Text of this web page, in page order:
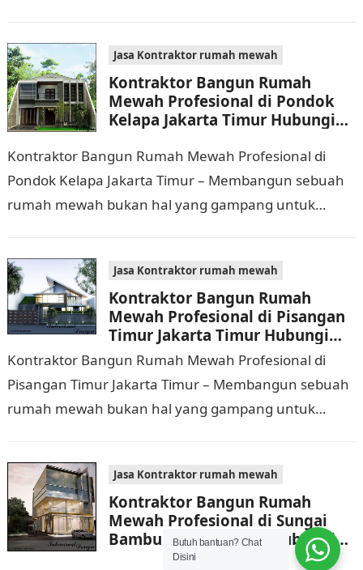
Jasa Kontraktor rumah mewah
Kontraktor Bangun Rumah
Mewah Profesional di Pondok
Kelapa Jakarta Timur Hubungi
Kontraktor Bangun Rumah Mewah Profesional di
Pondok Kelapa Jakarta Timur – Membangun sebuah
rumah mewah bukan hal yang gampang untuk
Jasa Kontraktor rumah mewah
Kontraktor Bangun Rumah
Mewah Profesional di Pisangan
Timur Jakarta Timur Hubungi
0811 9933 588
Kontraktor Bangun Rumah Mewah Profesional di
Pisangan Timur Jakarta Timur – Membangun sebuah
rumah mewah bukan hal yang gampang untuk
Jasa Kontraktor rumah mewah
Kontraktor Bangun Rumah
Mewah Profesional di Sungai
Bambu Jakarta Utara Hubungi
0811 9933 588
Butuh bantuan? Chat
Disini